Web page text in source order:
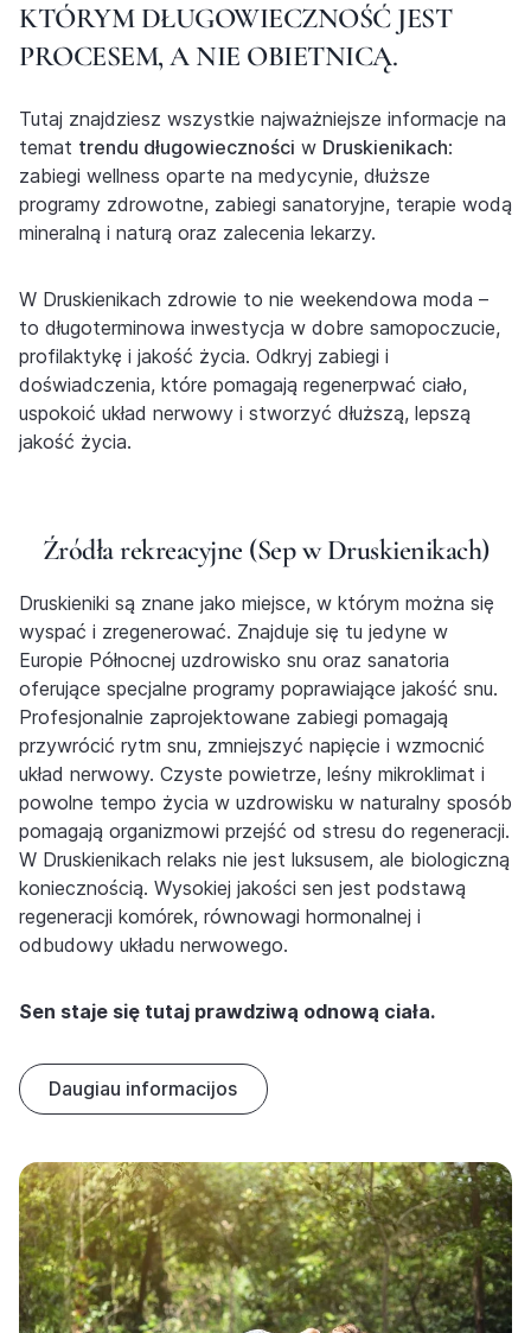
KTÓRYM DŁUGOWIECZNOŚĆ JEST
PROCESEM, A NIE OBIETNICĄ.
Tutaj znajdziesz wszystkie najważniejsze informacje na
temat trendu długowieczności w Druskienikach:
zabiegi wellness oparte na medycynie, dłuższe
programy zdrowotne, zabiegi sanatoryjne, terapie wodą
mineralną i naturą oraz zalecenia lekarzy.
W Druskienikach zdrowie to nie weekendowa moda –
to długoterminowa inwestycja w dobre samopoczucie,
profilaktykę i jakość życia. Odkryj zabiegi i
doświadczenia, które pomagają regenerpwać ciało,
uspokoić układ nerwowy i stworzyć dłuższą, lepszą
jakość życia.
Źródła rekreacyjne (Sep w Druskienikach)
Druskieniki są znane jako miejsce, w którym można się
wyspać i zregenerować. Znajduje się tu jedyne w
Europie Północnej uzdrowisko snu oraz sanatoria
oferujące specjalne programy poprawiające jakość snu.
Profesjonalnie zaprojektowane zabiegi pomagają
przywrócić rytm snu, zmniejszyć napięcie i wzmocnić
układ nerwowy. Czyste powietrze, leśny mikroklimat i
powolne tempo życia w uzdrowisku w naturalny sposób
pomagają organizmowi przejść od stresu do regeneracji.
W Druskienikach relaks nie jest luksusem, ale biologiczną
koniecznością. Wysokiej jakości sen jest podstawą
regeneracji komórek, równowagi hormonalnej i
odbudowy układu nerwowego.
Sen staje się tutaj prawdziwą odnową ciała.
Daugiau informacijos